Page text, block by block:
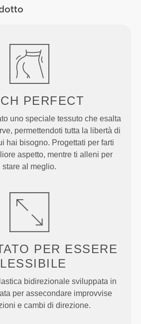
PERFECT
uno speciale tessuto che esalta
permettendoti tutta la libertà di
hai bisogno. Progettati per farti
aspetto, mentre ti alleni per
stare al meglio.
PER ESSERE
bidirezionale sviluppata in
per assecondare improvvise
e cambi di direzione.